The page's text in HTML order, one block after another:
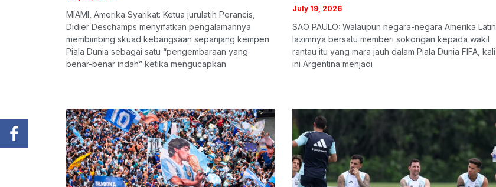
MIAMI, Amerika Syarikat: Ketua jurulatih Perancis,
Didier Deschamps menyifatkan pengalamannya
membimbing skuad kebangsaan sepanjang kempen
Piala Dunia sebagai satu “pengembaraan yang
benar-benar indah” ketika mengucapkan
July 19, 2026
SAO PAULO: Walaupun negara-negara Amerika Latin
lazimnya bersatu memberi sokongan kepada wakil
rantau itu yang mara jauh dalam Piala Dunia FIFA, kali
ini Argentina menjadi